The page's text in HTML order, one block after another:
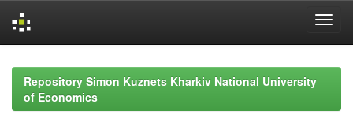
navigationRepository Simon Kuznets Kharkiv National University
of Economics